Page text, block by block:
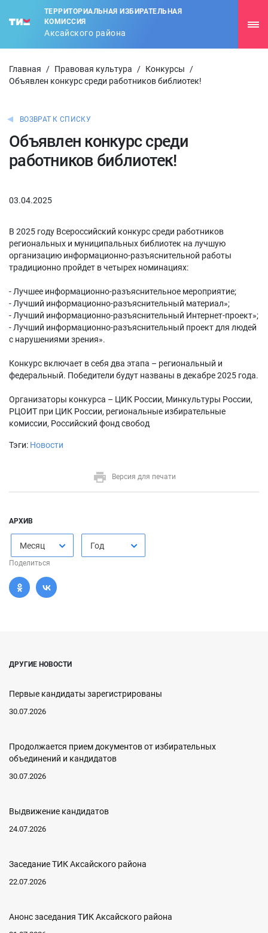
ТЕРРИТОРИАЛЬНАЯ ИЗБИРАТЕЛЬНАЯ
КОМИССИЯ
Аксайского района
Главная / Правовая культура / Конкурсы
/
Объявлен конкурс среди работников библиотек!
ВОЗВРАТ К СПИСКУ
Объявлен конкурс среди
работников библиотек!
03.04.2025
В 2025 году Всероссийский конкурс среди работников
региональных и муниципальных библиотек на лучшую
организацию информационно-разъяснительной работы
традиционно пройдет в четырех номинациях:
- Лучшее информационно-разъяснительное мероприятие;
- Лучший информационно-разъяснительный материал»;
- Лучший информационно-разъяснительный Интернет-проект»;
- Лучший информационно-разъяснительный проект для людей
с нарушениями зрения».
Конкурс включает в себя два этапа – региональный и
федеральный. Победители будут названы в декабре 2025 года.
Организаторы конкурса – ЦИК России, Минкультуры России,
РЦОИТ при ЦИК России, региональные избирательные
комиссии, Российский фонд свобод
Тэги: Новости
Версия для печати
АРХИВ
Месяц Год
Поделиться
ДРУГИЕ НОВОСТИ
Первые кандидаты зарегистрированы
30.07.2026
Продолжается прием документов от избирательных
объединений и кандидатов
30.07.2026
Выдвижение кандидатов
24.07.2026
Заседание ТИК Аксайского района
22.07.2026
Анонс заседания ТИК Аксайского района